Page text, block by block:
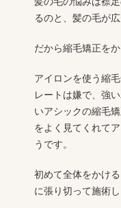
るのと、髪の毛が
だから縮毛矯正をか
アイロンを使う縮
レートは嫌で、強
いアシックの縮毛
をよく見てくれて
うです。
初めて全体をかけ
に張り切って施術し